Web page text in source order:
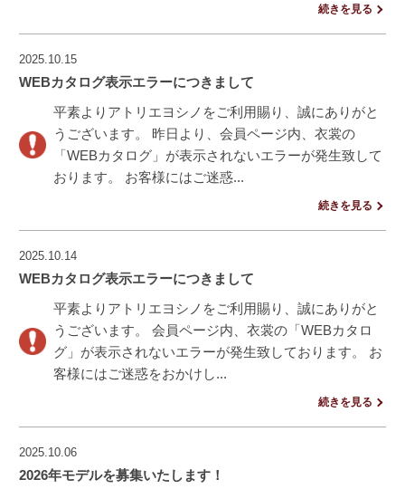
続きを見る
2025.10.15
WEBカタログ表示エラーにつきまして
平素よりアトリエヨシノをご利用賜り、誠にありがと
うございます。 昨日より、会員ページ内、衣裳の
「WEBカタログ」が表示されないエラーが発生致して
おります。 お客様にはご迷惑...
続きを見る
2025.10.14
WEBカタログ表示エラーにつきまして
平素よりアトリエヨシノをご利用賜り、誠にありがと
うございます。 会員ページ内、衣裳の「WEBカタロ
グ」が表示されないエラーが発生致しております。 お
客様にはご迷惑をおかけし...
続きを見る
2025.10.06
2026年モデルを募集いたします！